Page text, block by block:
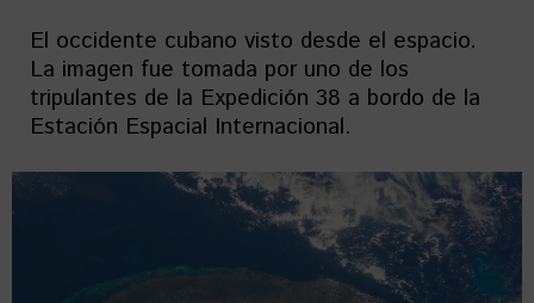
El occidente cubano visto desde el espacio.
La imagen fue tomada por uno de los
tripulantes de la Expedición 38 a bordo de la
Estación Espacial Internacional.